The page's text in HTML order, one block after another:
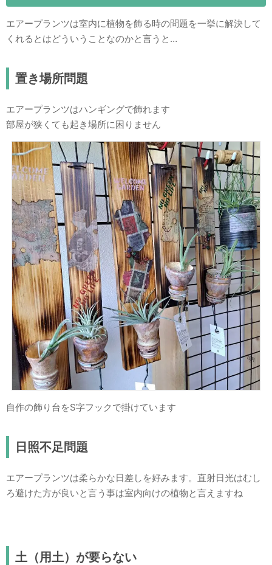
エアープランツは室内に植物を飾る時の問題を一挙に解決して
くれるとはどういうことなのかと言うと…
置き場所問題
エアープランツはハンギングで飾れます
部屋が狭くても起き場所に困りません
自作の飾り台をS字フックで掛けています
日照不足問題
エアープランツは柔らかな日差しを好みます。直射日光はむし
ろ避けた方が良いと言う事は室内向けの植物と言えますね
土（用土）が要らない